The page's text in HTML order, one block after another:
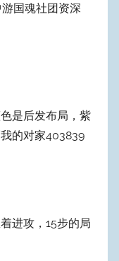
国魂社团资深
是后发布局，紫
的对家403839
进攻，15步的局